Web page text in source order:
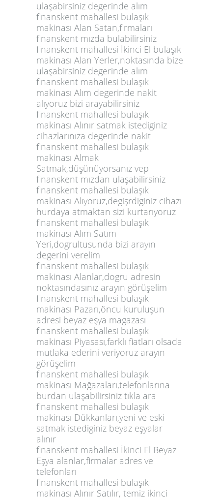
ulaşabirsiniz degerinde alım
finanskent mahallesi bulaşık
makinası Alan Satan,firmaları
finanskent mızda bulabilirsiniz
finanskent mahallesi İkinci El bulaşık
makinası Alan Yerler,noktasında bize
ulaşabirsiniz degerinde alım
finanskent mahallesi bulaşık
makinası Alım degerinde nakit
alıyoruz bizi arayabilirsiniz
finanskent mahallesi bulaşık
makinası Alınır satmak istediginiz
cihazlarınıza degerinde nakit
finanskent mahallesi bulaşık
makinası Almak
Satmak,düşünüyorsanız vep
finanskent mızdan ulaşabilirsiniz
finanskent mahallesi bulaşık
makinası Alıyoruz,degişrdiginiz cihazı
hurdaya atmaktan sizi kurtarıyoruz
finanskent mahallesi bulaşık
makinası Alım Satım
Yeri,dogrultusunda bizi arayın
degerini verelim
finanskent mahallesi bulaşık
makinası Alanlar,dogru adresin
noktasındasınız arayın görüşelim
finanskent mahallesi bulaşık
makinası Pazarı,öncu kuruluşun
adresi beyaz eşya magazası
finanskent mahallesi bulaşık
makinası Piyasası,farklı fiatları olsada
mutlaka ederini veriyoruz arayın
görüşelim
finanskent mahallesi bulaşık
makinası Mağazaları,telefonlarına
burdan ulaşabilirsiniz tıkla ara
finanskent mahallesi bulaşık
makinası Dükkanları,yeni ve eski
satmak istediginiz beyaz eşyalar
alınır
finanskent mahallesi İkinci El Beyaz
Eşya alanlar,firmalar adres ve
telefonları
finanskent mahallesi bulaşık
makinası Alınır Satılır, temiz ikinci